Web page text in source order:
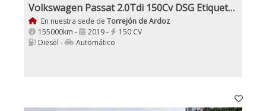
Volkswagen Passat 2.0Tdi 150Cv DSG Etiqueta C
En nuestra sede de Torrejón de Ardoz
155000km -
2019 -
150 CV
Diesel -
Automático